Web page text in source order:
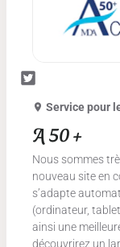
Service pour
A 50 +
Nous sommes
nouveau site en
s’adapte
(ordinateur,
ainsi une
découvrirez un